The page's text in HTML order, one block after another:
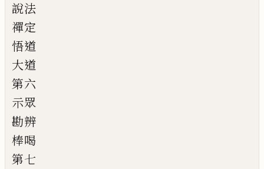
說法
禪定
悟道
大道
第六
示眾
勘辨
棒喝
第七